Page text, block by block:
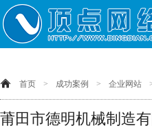
首页 > 成功案例 > 企业网站
莆田市德明机械制造